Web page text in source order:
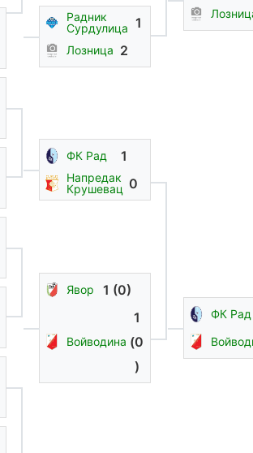
Радник
Сурдулица 1
Лозница 2
ФК Рад 1
Напредак
Крушевац 0
Явор 1 (0)
Войводина
1
(0
)
ФК Рад